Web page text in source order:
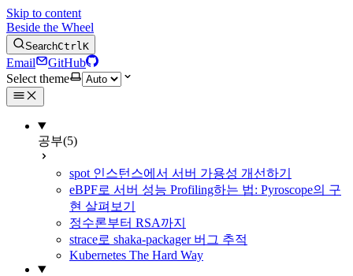
Skip to content
Beside the Wheel
SearchCtrlK
Email
GitHub
Select theme
공부(5)
spot 인스턴스에서 서버 가용성 개선하기
eBPF로 서버 성능 Profiling하는 법: Pyroscope의 구
현 살펴보기
정수론부터 RSA까지
strace로 shaka-packager 버그 추적
Kubernetes The Hard Way